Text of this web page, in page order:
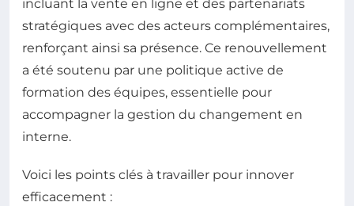
incluant la vente en ligne et des partenariats
stratégiques avec des acteurs complémentaires,
renforçant ainsi sa présence. Ce renouvellement
a été soutenu par une politique active de
formation des équipes, essentielle pour
accompagner la gestion du changement en
interne.
Voici les points clés à travailler pour innover
efficacement :